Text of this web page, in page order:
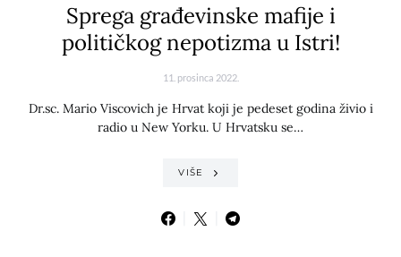
Sprega građevinske mafije i
političkog nepotizma u Istri!
11. prosinca 2022.
Dr.sc. Mario Viscovich je Hrvat koji je pedeset godina živio i
radio u New Yorku. U Hrvatsku se…
VIŠE